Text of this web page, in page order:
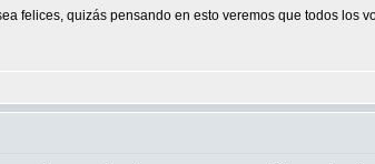
felices, quizás pensando en esto veremos que todos los